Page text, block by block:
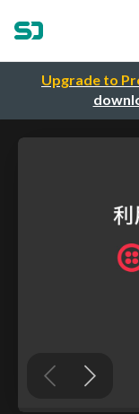
Upgrade to